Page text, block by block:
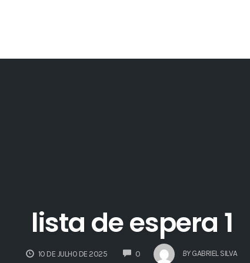
lista de espera 1
10 DE JULHO DE 2025 0COMMENTS BY GABRIEL SILVA